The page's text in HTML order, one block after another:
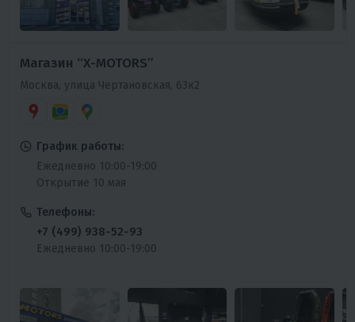
Магазин “X-MOTORS”
Москва, улица Чертановская, 63к2
График работы:
Ежедневно 10:00-19:00
Открытие 10 мая
Телефоны:
+7 (499) 938-52-93
Ежедневно 10:00-19:00